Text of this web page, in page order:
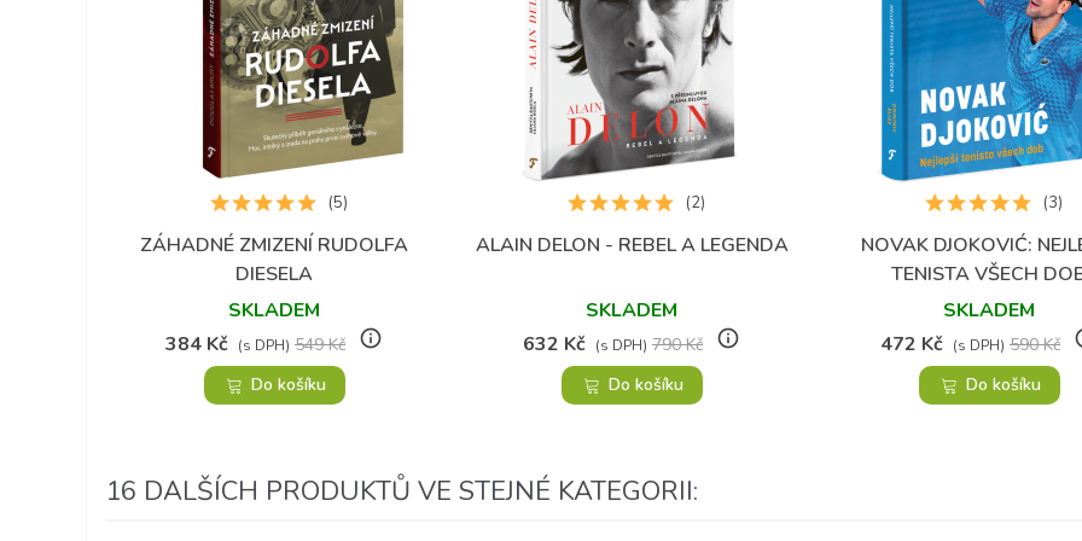
Přidat do oblíbených
ZÁHADNÉ ZMIZENÍ RUDOLFA
DIESELA
SKLADEM
384 Kč (s DPH) 549 Kč info_outline
(5)
Do košíku
Přidat do oblíbených
ALAIN DELON - REBEL A LEGENDA
SKLADEM
632 Kč (s DPH) 790 Kč info_outline
(2)
Do košíku
Přidat do oblíbených
NOVAK DJOKOVIĆ:
TENISTA VŠECH
SKLADEM
472 Kč (s DPH) 590 Kč
(3)
Do košíku
16 DALŠÍCH PRODUKTŮ VE STEJNÉ KATEGORII: